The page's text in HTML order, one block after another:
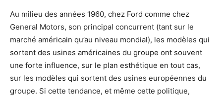
Au milieu des années 1960, chez Ford comme chez
General Motors, son principal concurrent (tant sur le
marché américain qu’au niveau mondial), les modèles qui
sortent des usines américaines du groupe ont souvent
une forte influence, sur le plan esthétique en tout cas,
sur les modèles qui sortent des usines européennes du
groupe. Si cette tendance, et même cette politique,